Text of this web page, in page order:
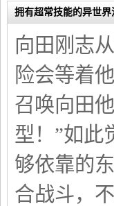
拥有超常技能的异世
向田刚志
险会等着
召唤向田
型！”如此
够依靠的
合战斗，